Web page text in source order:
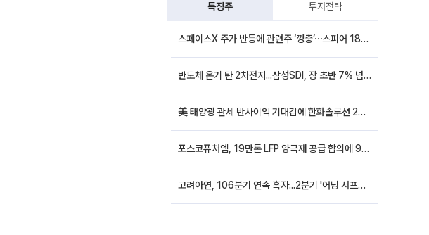
특징주 투자전략
스페이스X 주가 반등에 관련주 ‘껑충’⋯스피어 18%ㆍ에이치브이엠 12%↑
반도체 온기 탄 2차전지...삼성SDI, 장 초반 7% 넘게 껑충
美 태양광 관세 반사이익 기대감에 한화솔루션 20%대·OCI홀딩스 14%대 급등
포스코퓨처엠, 19만톤 LFP 양극재 공급 합의에 9%대 강세
고려아연, 106분기 연속 흑자...2분기 '어닝 서프라이즈'에 장 초반 12%대 강세